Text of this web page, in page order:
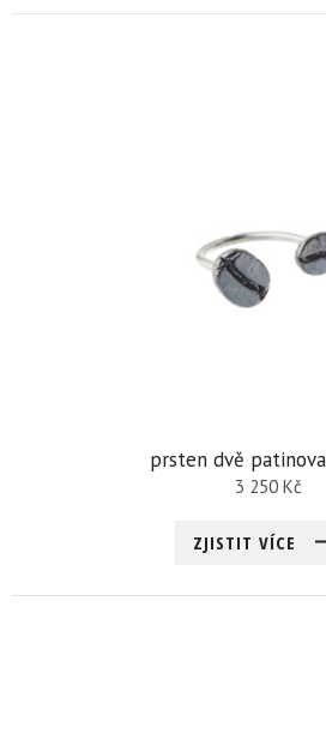
prsten dvě
3 250 Kč
ZJISTIT VÍCE